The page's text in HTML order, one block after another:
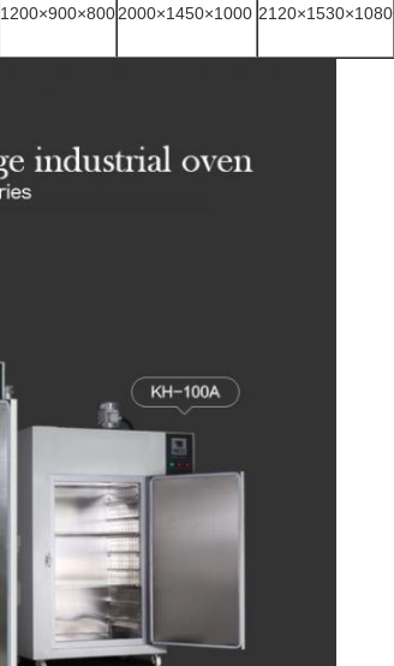
1200×900×8002000×1450×1000 2120×1530×1080